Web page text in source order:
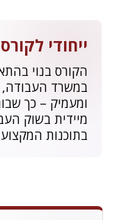
ייחודי
הקורס בנוי
במשרד העבודה,
ומעמיק – כך
מיידית בשוק
בתוכנות